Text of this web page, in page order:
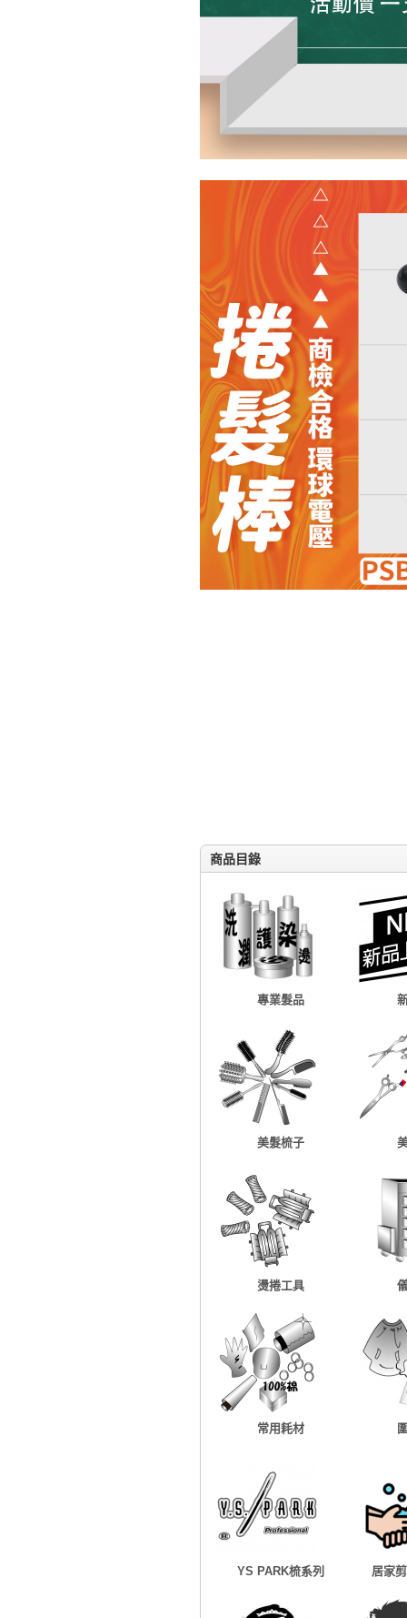
商品目錄
專業髮品
美髮梳子
燙捲工具
常用耗材
YS PARK梳系列 居家